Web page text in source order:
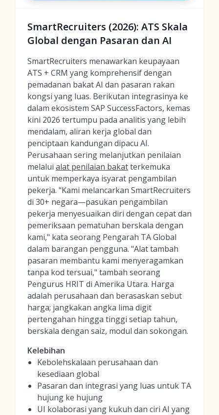
SmartRecruiters (2026): ATS Skala
Global dengan Pasaran dan AI
SmartRecruiters menawarkan keupayaan
ATS + CRM yang komprehensif dengan
pemadanan bakat AI dan pasaran rakan
kongsi yang luas. Berikutan integrasinya ke
dalam ekosistem SAP SuccessFactors, kemas
kini 2026 tertumpu pada analitis yang lebih
mendalam, aliran kerja global dan
penciptaan kandungan dipacu AI.
Perusahaan sering melanjutkan penilaian
melalui alat penilaian bakatterkemuka
untuk memperkaya isyarat pengambilan
pekerja. "Kami melancarkan SmartRecruiters
di 30+ negara—pasukan pengambilan
pekerja menyesuaikan diri dengan cepat dan
pemeriksaan pematuhan berskala dengan
kami," kata seorang Pengarah TA Global
dalam barangan pengguna. "Alat tambah
pasaran membantu kami menyeragamkan
tanpa kod tersuai," tambah seorang
Pengurus HRIT di Amerika Utara. Harga
adalah perusahaan dan berasaskan sebut
harga; jangkakan angka lima digit
pertengahan hingga tinggi setiap tahun,
berskala dengan saiz, modul dan sokongan.
Kelebihan
Kebolehskalaan perusahaan dan
kesediaan global
Pasaran dan integrasi yang luas untuk TA
hujung ke hujung
UI kolaborasi yang kukuh dan ciri AI yang